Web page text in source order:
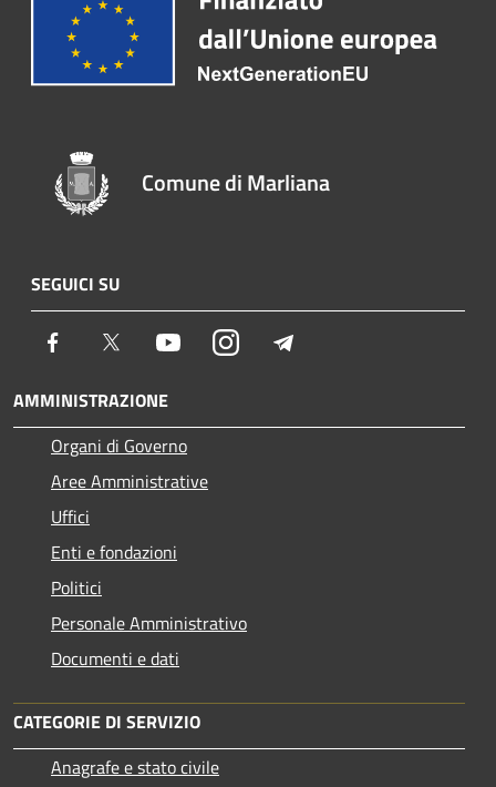
Comune di Marliana
SEGUICI SU
Facebook Twitter YoutubeInstagram
AMMINISTRAZIONE
Organi di Governo
Aree Amministrative
Uffici
Enti e fondazioni
Politici
Personale Amministrativo
Documenti e dati
CATEGORIE DI SERVIZIO
Anagrafe e stato civile